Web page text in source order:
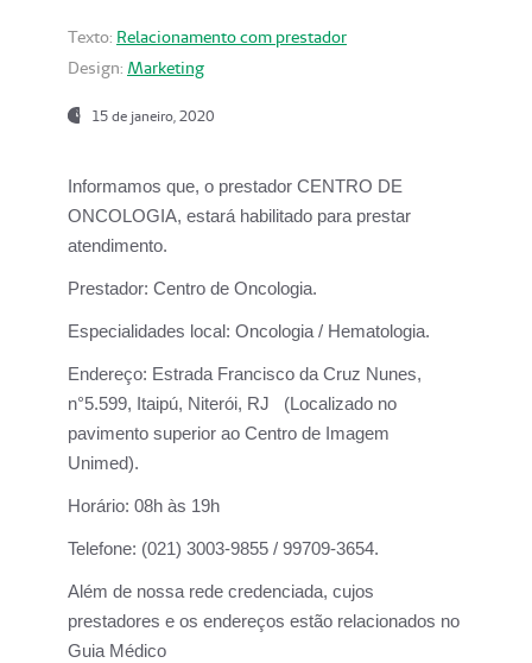
Texto: Relacionamento com prestador
Design: Marketing
15 de janeiro, 2020
Informamos que, o prestador CENTRO DE
ONCOLOGIA, estará habilitado para prestar
atendimento.
Prestador: Centro de Oncologia.
Especialidades local: Oncologia / Hematologia.
Endereço: Estrada Francisco da Cruz Nunes,
n°5.599, Itaipú, Niterói, RJ (Localizado no
pavimento superior ao Centro de Imagem
Unimed).
Horário: 08h às 19h
Telefone: (021) 3003-9855 / 99709-3654.
Além de nossa rede credenciada, cujos
prestadores e os endereços estão relacionados no
Guia Médico